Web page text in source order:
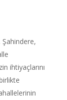
Şahindere,
ihtiyaçlarını